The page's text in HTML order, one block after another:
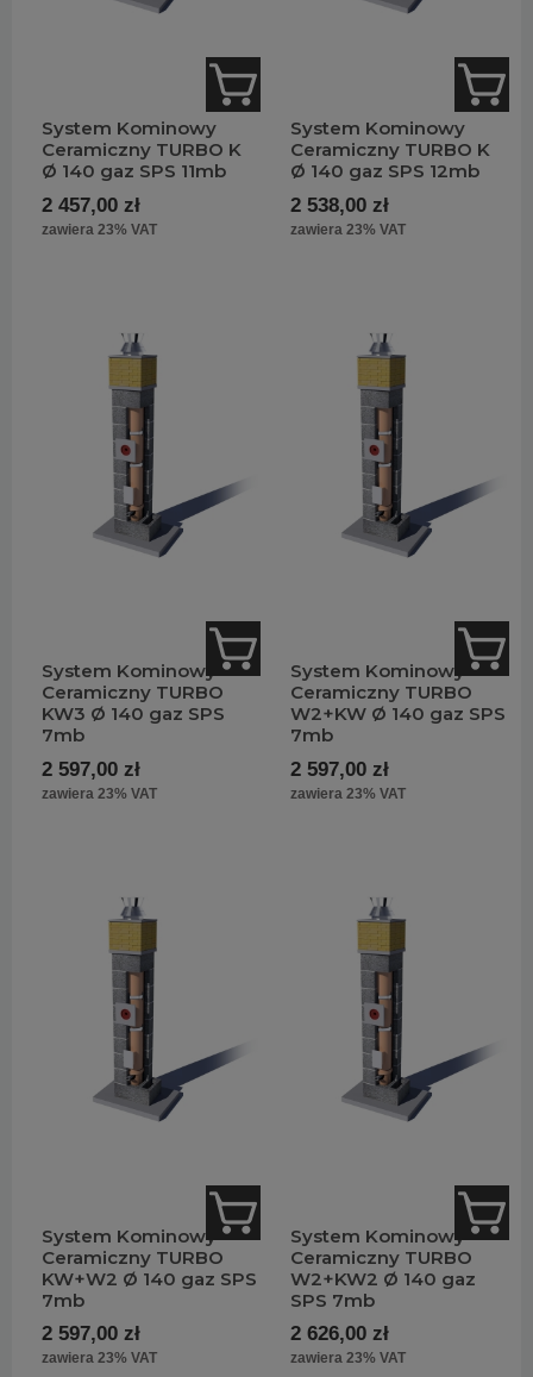
System Kominowy
Ceramiczny TURBO K
Ø 140 gaz SPS 11mb
2 457,00 zł
zawiera 23% VAT
System Kominowy
Ceramiczny TURBO K
Ø 140 gaz SPS 12mb
2 538,00 zł
zawiera 23% VAT
System Kominowy
Ceramiczny TURBO
KW3 Ø 140 gaz SPS
7mb
2 597,00 zł
zawiera 23% VAT
System Kominowy
Ceramiczny TURBO
W2+KW Ø 140 gaz SPS
7mb
2 597,00 zł
zawiera 23% VAT
System Kominowy
Ceramiczny TURBO
KW+W2 Ø 140 gaz SPS
7mb
2 597,00 zł
zawiera 23% VAT
System Kominowy
Ceramiczny TURBO
W2+KW2 Ø 140 gaz
SPS 7mb
2 626,00 zł
zawiera 23% VAT